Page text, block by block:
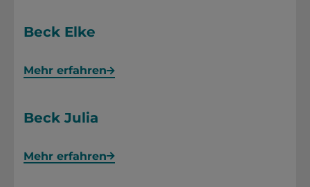
Beck Elke
Mehr erfahren
Beck Julia
Mehr erfahren